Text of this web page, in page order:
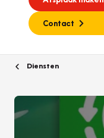
Contact
Diensten